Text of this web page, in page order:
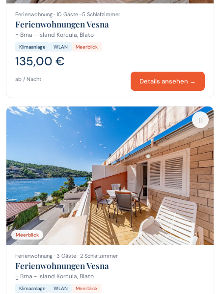
Ferienwohnung · 10 Gäste · 5 Schlafzimmer
Ferienwohnungen Vesna
Brna - island Korcula, Blato
Klimaanlage WLAN Meerblick
135,00 €
ab / Nacht Details ansehen →
Meerblick
Ferienwohnung · 3 Gäste · 2 Schlafzimmer
Ferienwohnungen Vesna
Brna - island Korcula, Blato
Klimaanlage WLAN Meerblick